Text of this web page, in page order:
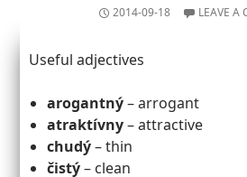
2014-09-18 LEAVE A
Useful adjectives
arogantný– arrogant
atraktívny– attractive
chudý– thin
čistý– clean